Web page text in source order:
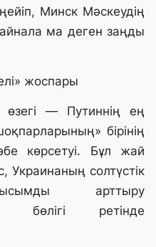
Минск Мәскеудің
ма деген заңды
жоспары
өзегі — Путиннің ең
бірінің
көрсетуі. Бұл жай
солтүстік
арттыру
бөлігі ретінде